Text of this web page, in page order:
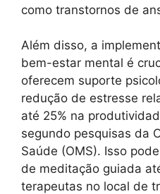
como transtornos de
Além disso, a
bem-estar mental é
oferecem suporte
redução de estresse
até 25% na
segundo pesquisas da
Saúde (OMS). Isso
de meditação guiada
terapeutas no local de